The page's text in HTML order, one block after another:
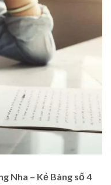
Nha – Kẻ Bàng số 4